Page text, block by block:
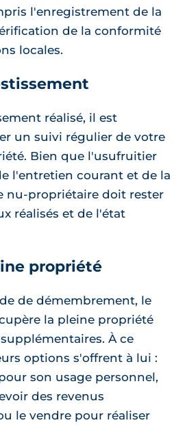
l'enregistrement de la
de la conformité
locales.
réalisé, il est
un suivi régulier de votre
Bien que l'usufruitier
l'entretien courant et de la
nu-propriétaire doit rester
réalisés et de l'état
propriété
de démembrement, le
la pleine propriété
À ce
options s'offrent à lui :
son usage personnel,
des revenus
le vendre pour réaliser